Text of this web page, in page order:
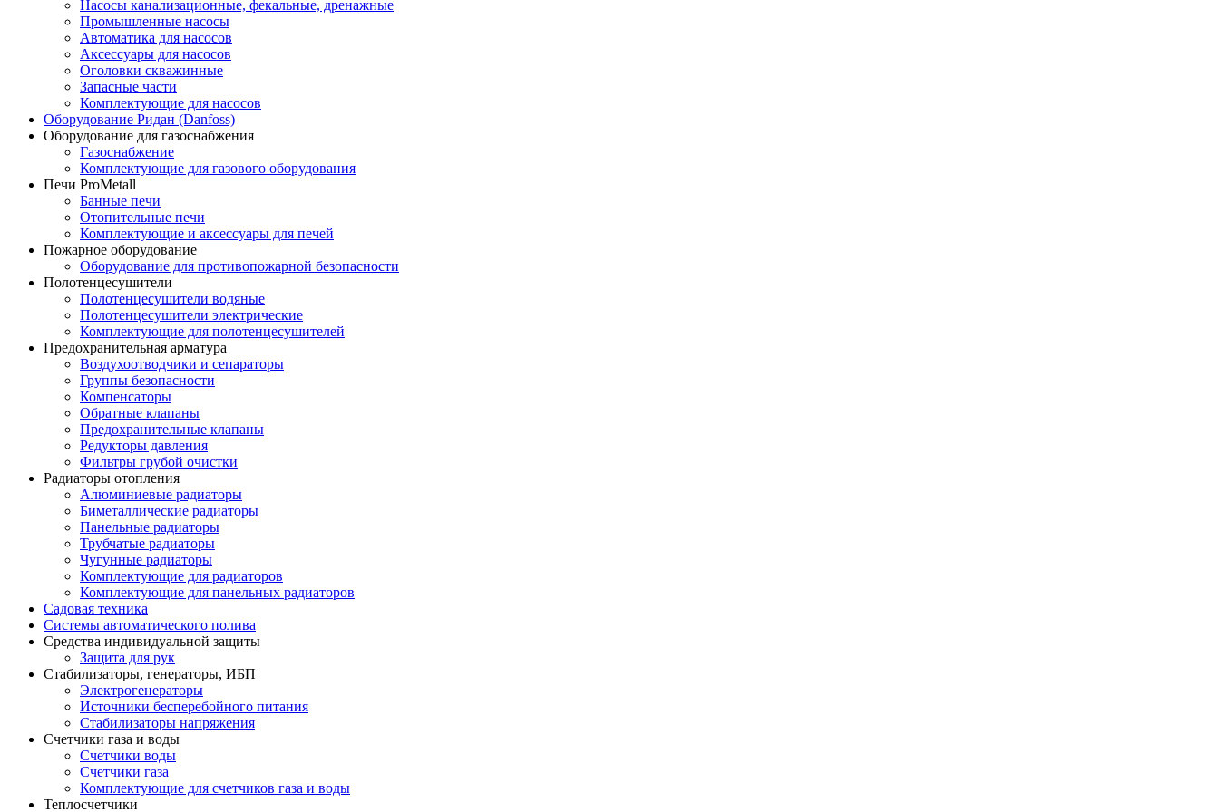
Насосы канализационные, фекальные, дренажные
Промышленные насосы
Автоматика для насосов
Аксессуары для насосов
Оголовки скважинные
Запасные части
Комплектующие для насосов
Оборудование Ридан (Danfoss)
Оборудование для газоснабжения
Газоснабжение
Комплектующие для газового оборудования
Печи ProMetall
Банные печи
Отопительные печи
Комплектующие и аксессуары для печей
Пожарное оборудование
Оборудование для противопожарной безопасности
Полотенцесушители
Полотенцесушители водяные
Полотенцесушители электрические
Комплектующие для полотенцесушителей
Предохранительная арматура
Воздухоотводчики и сепараторы
Группы безопасности
Компенсаторы
Обратные клапаны
Предохранительные клапаны
Редукторы давления
Фильтры грубой очистки
Радиаторы отопления
Алюминиевые радиаторы
Биметаллические радиаторы
Панельные радиаторы
Трубчатые радиаторы
Чугунные радиаторы
Комплектующие для радиаторов
Комплектующие для панельных радиаторов
Садовая техника
Системы автоматического полива
Средства индивидуальной защиты
Защита для рук
Стабилизаторы, генераторы, ИБП
Электрогенераторы
Источники бесперебойного питания
Стабилизаторы напряжения
Счетчики газа и воды
Счетчики воды
Счетчики газа
Комплектующие для счетчиков газа и воды
Теплосчетчики